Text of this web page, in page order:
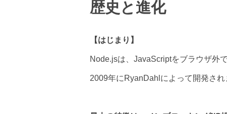
歴史と進化
【はじまり】
Node.jsは、JavaScriptをブラウザ外
2009年にRyanDahlによって開発され